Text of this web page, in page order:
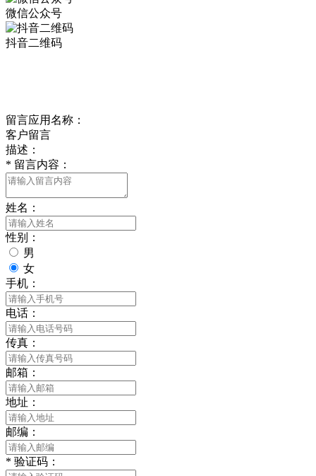
微信公众号
抖音二维码
留言应用名称：
客户留言
描述：
* 留言内容：
姓名：
性别：
男
女
手机：
电话：
传真：
邮箱：
地址：
邮编：
* 验证码：